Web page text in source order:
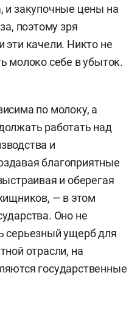
и закупочные цены на
поэтому зря
эти качели. Никто не
молоко себе в убыток.
по молоку, а
работать над
и
благоприятные
и оберегая
— в этом
Оно не
серьезный ущерб для
отрасли, на
государственные